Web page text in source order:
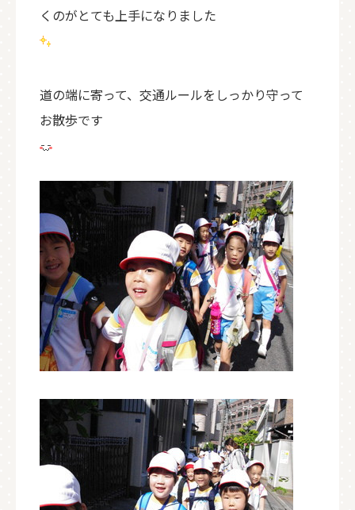
くのがとても上手になりました
道の端に寄って、交通ルールをしっかり守って
お散歩です